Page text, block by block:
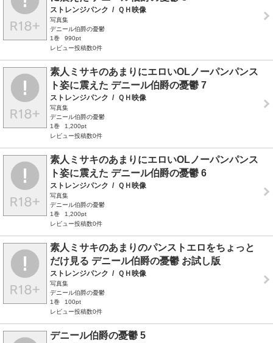
ストレンジパンク / ＱＨ映像
写真集
デニール伯爵の憂鬱
1巻
990pt
レビュー投稿数0件
素人ミサキのあまりにエロいOLノーパンパンス
ト姿に震えた デニール伯爵の憂鬱 7
ストレンジパンク / ＱＨ映像
写真集
デニール伯爵の憂鬱
1巻
1,200pt
レビュー投稿数0件
素人ミサキのあまりにエロいOLノーパンパンス
ト姿に震えた デニール伯爵の憂鬱 6
ストレンジパンク / ＱＨ映像
写真集
デニール伯爵の憂鬱
1巻
1,200pt
レビュー投稿数0件
素人ミサキのあまりのパンストエロをちょっと
だけ見る デニール伯爵の憂鬱 お試し版
ストレンジパンク / ＱＨ映像
写真集
デニール伯爵の憂鬱
1巻
100pt
レビュー投稿数0件
デニール伯爵の憂鬱 5